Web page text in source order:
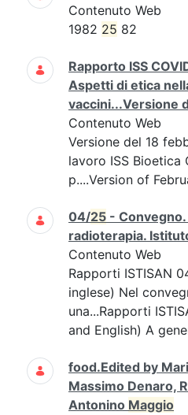
Contenuto Web
1982 25 82
Rapporto ISS
Aspetti di etica
vaccini...Versione
Contenuto Web
Versione del 18
lavoro ISS Bioetica
p....Version of
04/25 -
radioterapia.
Contenuto Web
Rapporti ISTISAN
inglese) Nel
una...Rapporti
and English) A
food.Edited by
Massimo Denaro,
Antonino Maggio